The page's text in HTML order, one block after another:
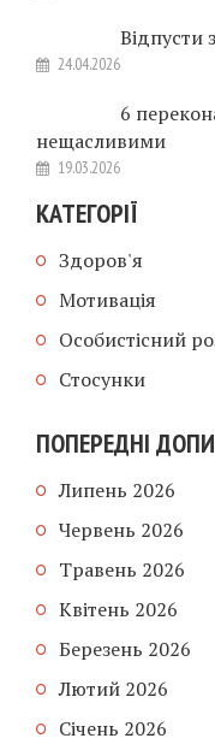
Відпусти
24.04.2026
6
нещасливими
19.03.2026
КАТЕГОРІЇ
Здоров'я
Мотивація
Особистісний
Стосунки
ПОПЕРЕДНІ
Липень 2026
Червень 2026
Травень 2026
Квітень 2026
Березень 2026
Лютий 2026
Січень 2026